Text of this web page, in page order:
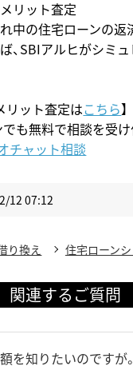
リット査定
中の住宅ローンの返
、SBIアルヒがシミ
リット査定はこちら】
も無料で相談を受
チャット相談
12 07:12
り換え 住宅ローン
関連するご質問
を知りたいのですが。